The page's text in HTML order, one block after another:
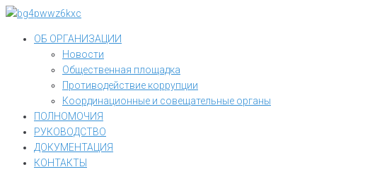
Перейти
контентуОБ ОРГАНИЗАЦИИ
Новости
Общественная площадка
Противодействие коррупции
Координационные и совещательные органы
ПОЛНОМОЧИЯ
РУКОВОДСТВО
ДОКУМЕНТАЦИЯ
КОНТАКТЫ